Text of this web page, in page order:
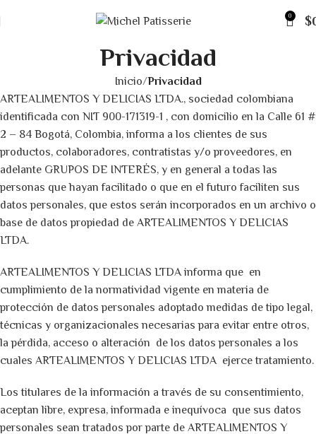
0 $
Privacidad
Inicio Privacidad
ARTEALIMENTOS Y DELICIAS LTDA., sociedad colombiana
identificada con NIT 900-171319-1 , con domicilio en la Calle 61 #
2 – 84 Bogotá, Colombia, informa a los clientes de sus
productos, colaboradores, contratistas y/o proveedores, en
adelante GRUPOS DE INTERÉS, y en general a todas las
personas que hayan facilitado o que en el futuro faciliten sus
datos personales, que estos serán incorporados en un archivo o
base de datos propiedad de ARTEALIMENTOS Y DELICIAS
LTDA.
ARTEALIMENTOS Y DELICIAS LTDA informa que en
cumplimiento de la normatividad vigente en materia de
protección de datos personales adoptado medidas de tipo legal,
técnicas y organizacionales necesarias para evitar entre otros,
la pérdida, acceso o alteración de los datos personales a los
cuales ARTEALIMENTOS Y DELICIAS LTDA ejerce tratamiento.
Los titulares de la información a través de su consentimiento,
aceptan libre, expresa, informada e inequívoca que sus datos
personales sean tratados por parte de ARTEALIMENTOS Y